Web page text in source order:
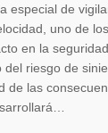
especial de
uno de
en la
del riesgo de
de las